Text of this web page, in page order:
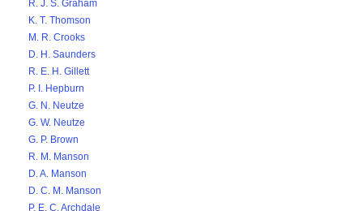
R. J. S. Graham
K. T. Thomson
M. R. Crooks
D. H. Saunders
R. E. H. Gillett
P. I. Hepburn
G. N. Neutze
G. W. Neutze
G. P. Brown
R. M. Manson
D. A. Manson
D. C. M. Manson
P. E. C. Archdale